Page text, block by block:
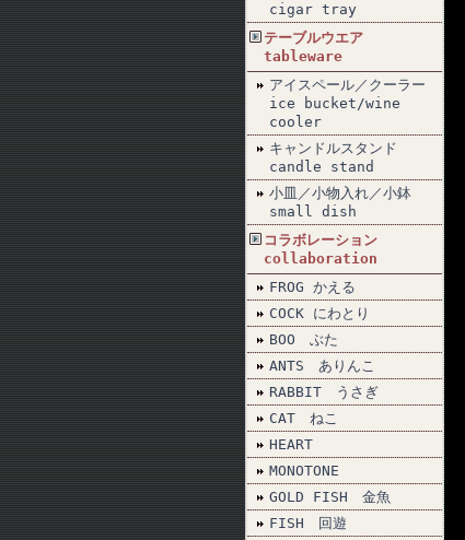
cigar tray
テーブルウエア
tableware
アイスペール／クーラー
ice bucket/wine
cooler
キャンドルスタンド
candle stand
小皿／小物入れ／小鉢
small dish
コラボレーション
collaboration
FROG かえる
COCK にわとり
BOO ぶた
ANTS ありんこ
RABBIT うさぎ
CAT ねこ
HEART
MONOTONE
GOLD FISH 金魚
FISH 回遊